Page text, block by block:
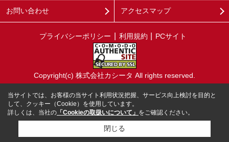
お問い合わせ アクセスマップ
プライバシーポリシー 利用規約 PCサイト
Copyright(c) 株式会社カシータ All rights reserved.
当サイトでは、お客様の当サイト利用状況把握、サービス向上検討を目的と
して、クッキー（Cookie）を使用しています。
詳しくは、当社の 「Cookieの取扱いについて」 をご確認ください。
閉じる